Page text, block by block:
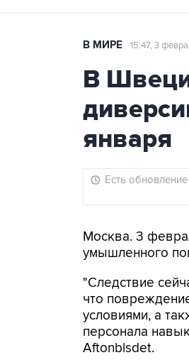
В МИРЕ 15:47, 3
В
января
Есть обновление
Москва. 3
умышленного
"Следствие
что
условиями, а
персонала
Aftonblsdet.